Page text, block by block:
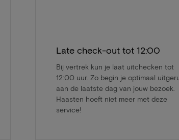
Late check-out tot 12:00
Bij vertrek kun je laat uitchecken tot
12:00 uur. Zo begin je optimaal
aan de laatste dag van jouw bezoek.
Haasten hoeft niet meer met deze
service!